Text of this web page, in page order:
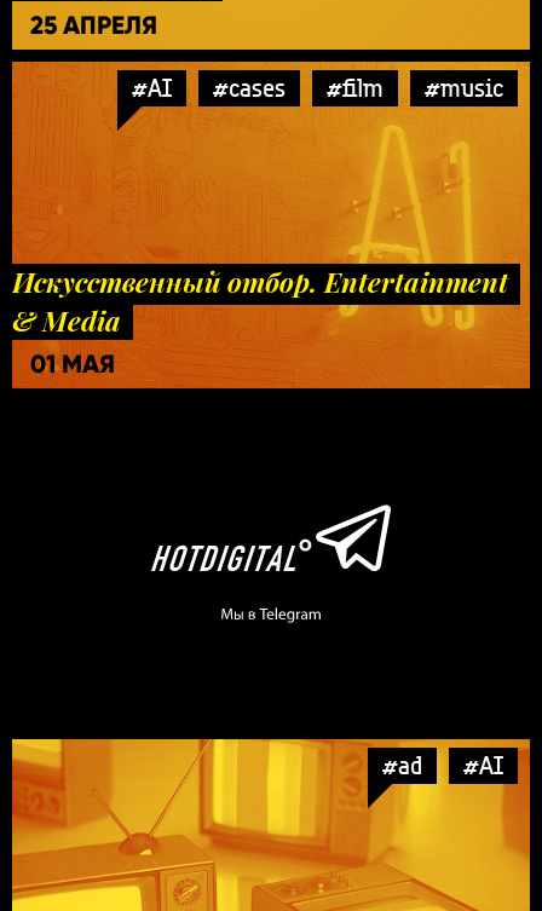
25 АПРЕЛЯ
#AI #cases #film #music
Искусственный отбор. Entertainment
& Media
01 МАЯ
#ad #AI